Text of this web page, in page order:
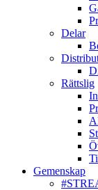
Delar
Rättslig
Gemenskap